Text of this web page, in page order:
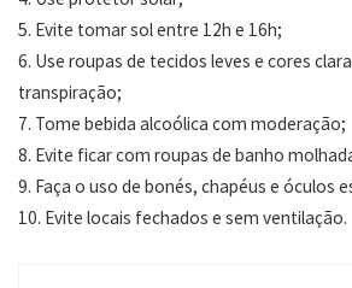
5. Evite tomar sol entre 12h e 16h;
6. Use roupas de tecidos leves e cores
transpiração;
7. Tome bebida alcoólica com moderação;
8. Evite ficar com roupas de banho
9. Faça o uso de bonés, chapéus e óculos
10. Evite locais fechados e sem ventilação.